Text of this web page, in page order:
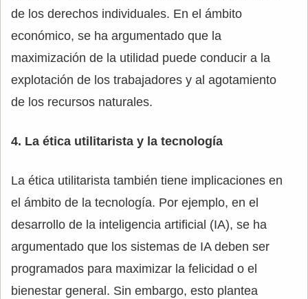
de los derechos individuales. En el ámbito
económico, se ha argumentado que la
maximización de la utilidad puede conducir a la
explotación de los trabajadores y al agotamiento
de los recursos naturales.
4. La ética utilitarista y la tecnología
La ética utilitarista también tiene implicaciones en
el ámbito de la tecnología. Por ejemplo, en el
desarrollo de la inteligencia artificial (IA), se ha
argumentado que los sistemas de IA deben ser
programados para maximizar la felicidad o el
bienestar general. Sin embargo, esto plantea